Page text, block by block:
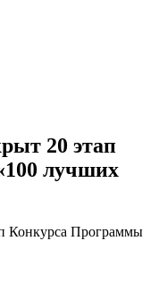
20 этап
лучших